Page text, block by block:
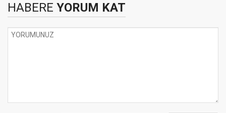
HABERE YORUM KAT